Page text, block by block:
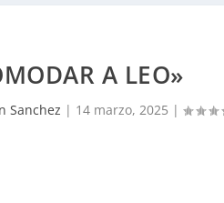
A LEO»
Sanchez | 14 marzo, 2025 |